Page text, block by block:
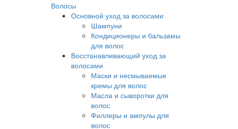
Волосы
Основной уход за волосами
Шампуни
Кондиционеры и бальзамы
для волос
Восстанавливающий уход за
волосами
Маски и несмываемые
кремы для волос
Масла и сыворотки для
волос
Филлеры и ампулы для
волос